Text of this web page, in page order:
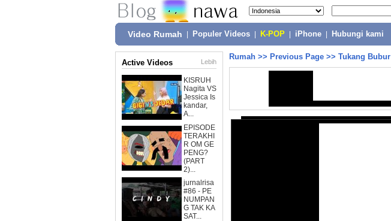
Video Rumah Populer Videos K-POP iPhone Hubungi kami
Active Videos Lebih
KISRUH
Nagita VS
Jessica Is
kandar,
A...
EPISODE
TERAKHI
R OM GE
PENG?
(PART
2)...
jurnalrisa
#86 - PE
NUMPAN
G TAK KA
SAT...
Rumah >> Previous Page >> Tukang